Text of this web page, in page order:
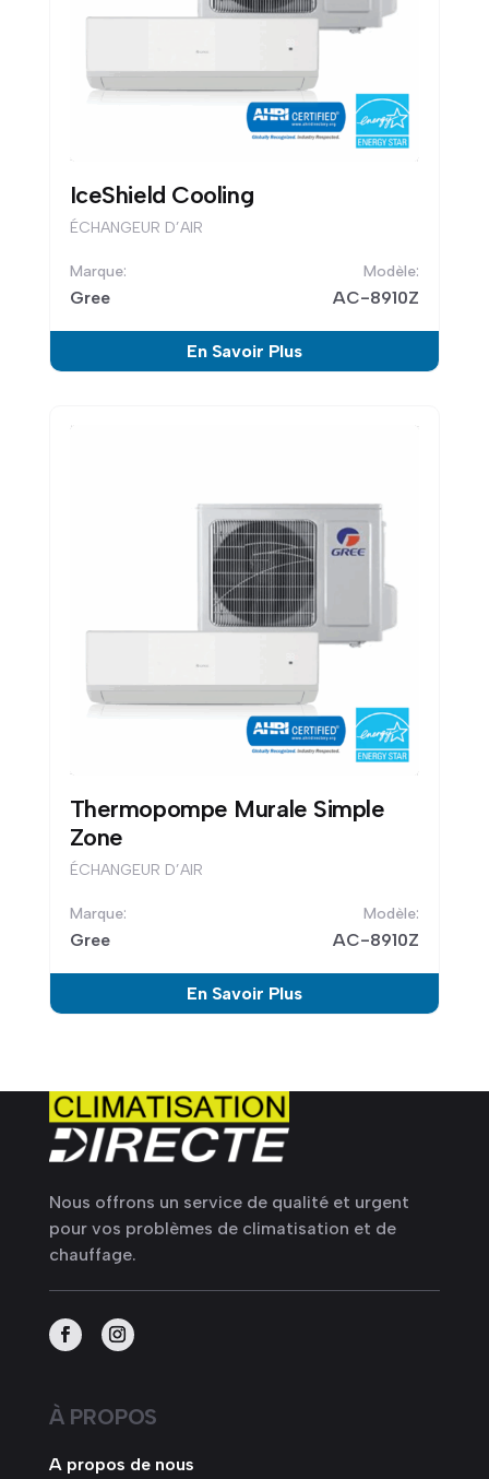
IceShield Cooling
ÉCHANGEUR D’AIR
Gree AC-8910Z
En Savoir Plus
Thermopompe Murale Simple
Zone
ÉCHANGEUR D’AIR
Gree AC-8910Z
En Savoir Plus
Nous offrons un service de qualité et urgent
pour vos problèmes de climatisation et de
chauffage.
À PROPOS
A propos de nous